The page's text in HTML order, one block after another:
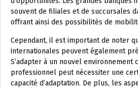
souvent de filiales et de succursales
offrant ainsi des possibilités de
Cependant, il est important de noter
internationales peuvent également
S’adapter à un nouvel environnement
professionnel peut nécessiter une
capacité d’adaptation. De plus, les